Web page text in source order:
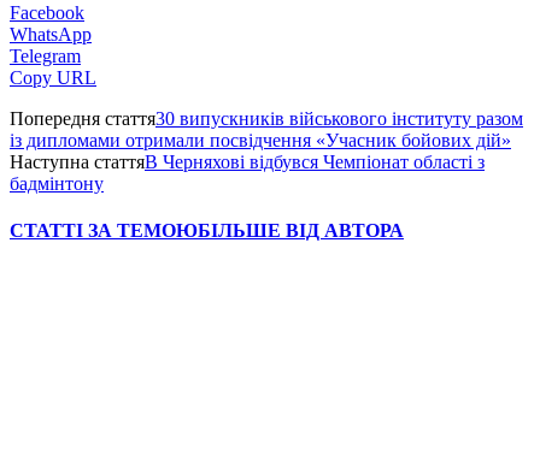
Facebook
WhatsApp
Telegram
Copy URL
Попередня стаття30 випускників військового інституту разом
із дипломами отримали посвідчення «Учасник бойових дій»
Наступна статтяВ Черняхові відбувся Чемпіонат області з
бадмінтону
СТАТТІ ЗА ТЕМОЮБІЛЬШЕ ВІД АВТОРА